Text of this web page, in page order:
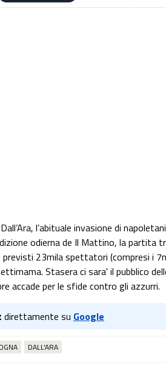
l’abituale invasione di
odierna de Il Mattino, la partita
previsti 23mila spettatori (compresi i
Stasera ci sara' il pubblico
accade per le sfide contro gli azzurri.
direttamente su Google
DALL'ARA